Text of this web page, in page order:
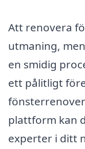
Att renovera
utmaning,
en smidig
ett pålitligt
plattform kan
experter i ditt